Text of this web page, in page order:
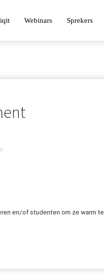
Webinars Sprekers
en/of studenten om ze warm te